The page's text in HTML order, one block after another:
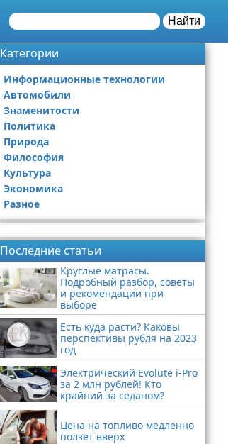
Найти
Категории
Информационные технологии
Автомобили
Знаменитости
Политика
Природа
Философия
Культура
Экономика
Разное
Последние статьи
Круглые матрасы.
Подробный разбор, советы
и рекомендации при
выборе
Есть куда расти? Каковы
перспективы рубля на 2023
год
Электрический Evolute i-Pro
за 2 млн рублей! Кто
крайний за седаном?
Цена на топливо медленно
ползёт вверх